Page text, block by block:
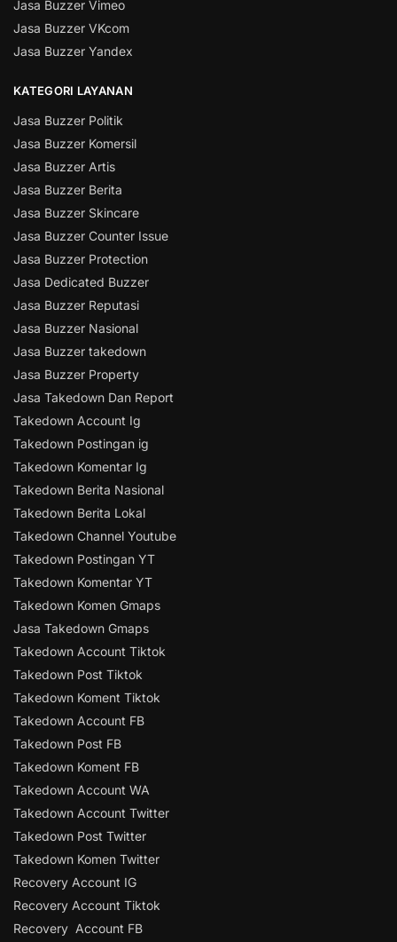
Jasa Buzzer Vimeo
Jasa Buzzer VKcom
Jasa Buzzer Yandex
KATEGORI LAYANAN
Jasa Buzzer Politik
Jasa Buzzer Komersil
Jasa Buzzer Artis
Jasa Buzzer Berita
Jasa Buzzer Skincare
Jasa Buzzer Counter Issue
Jasa Buzzer Protection
Jasa Dedicated Buzzer
Jasa Buzzer Reputasi
Jasa Buzzer Nasional
Jasa Buzzer takedown
Jasa Buzzer Property
Jasa Takedown Dan Report
Takedown Account Ig
Takedown Postingan ig
Takedown Komentar Ig
Takedown Berita Nasional
Takedown Berita Lokal
Takedown Channel Youtube
Takedown Postingan YT
Takedown Komentar YT
Takedown Komen Gmaps
Jasa Takedown Gmaps
Takedown Account Tiktok
Takedown Post Tiktok
Takedown Koment Tiktok
Takedown Account FB
Takedown Post FB
Takedown Koment FB
Takedown Account WA
Takedown Account Twitter
Takedown Post Twitter
Takedown Komen Twitter
Recovery Account IG
Recovery Account Tiktok
Recovery Account FB